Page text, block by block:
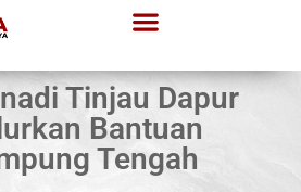
Tinjau Dapur
Bantuan
Tengah